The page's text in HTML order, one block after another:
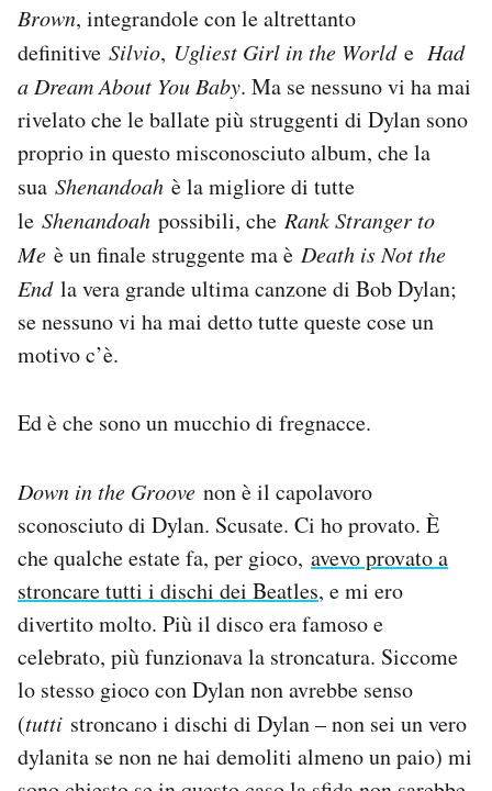
Brown, integrandole con le altrettanto
definitive Silvio, Ugliest Girl in the World e Had
a Dream About You Baby. Ma se nessuno vi ha mai
rivelato che le ballate più struggenti di Dylan sono
proprio in questo misconosciuto album, che la
sua Shenandoah è la migliore di tutte
le Shenandoah possibili, che Rank Stranger to
Me è un finale struggente ma è Death is Not the
End la vera grande ultima canzone di Bob Dylan;
se nessuno vi ha mai detto tutte queste cose un
motivo c’è.
Ed è che sono un mucchio di fregnacce.
Down in the Groove non è il capolavoro
sconosciuto di Dylan. Scusate. Ci ho provato. È
che qualche estate fa, per gioco, avevo provato a
stroncare tutti i dischi dei Beatles, e mi ero
divertito molto. Più il disco era famoso e
celebrato, più funzionava la stroncatura. Siccome
lo stesso gioco con Dylan non avrebbe senso
(tutti stroncano i dischi di Dylan – non sei un vero
dylanita se non ne hai demoliti almeno un paio) mi